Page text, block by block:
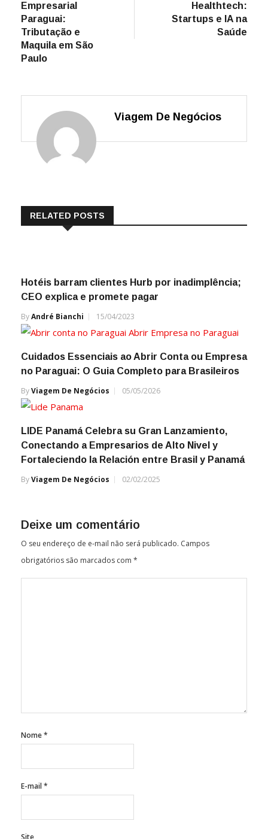
Empresarial
Paraguai:
Tributação e
Maquila em São
Paulo
Healthtech:
Startups e IA na
Saúde
Viagem De Negócios
RELATED POSTS
Hotéis barram clientes Hurb por inadimplência;
CEO explica e promete pagar
ByAndré Bianchi 15/04/2023
Cuidados Essenciais ao Abrir Conta ou Empresa
no Paraguai: O Guia Completo para Brasileiros
ByViagem De Negócios 05/05/2026
LIDE Panamá Celebra su Gran Lanzamiento,
Conectando a Empresarios de Alto Nivel y
Fortaleciendo la Relación entre Brasil y Panamá
ByViagem De Negócios 02/02/2025
Deixe um comentário
O seu endereço de e-mail não será publicado. Campos
obrigatórios são marcados com *
Nome*
E-mail*
Site